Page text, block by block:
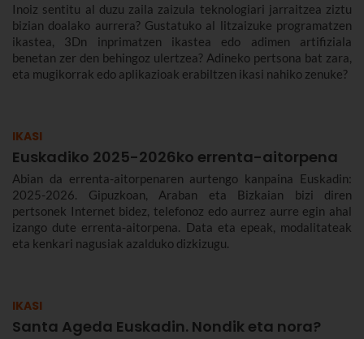
Inoiz sentitu al duzu zaila zaizula teknologiari jarraitzea ziztu
bizian doalako aurrera? Gustatuko al litzaizuke programatzen
ikastea, 3Dn inprimatzen ikastea edo adimen artifiziala
benetan zer den behingoz ulertzea? Adineko pertsona bat zara,
eta mugikorrak edo aplikazioak erabiltzen ikasi nahiko zenuke?
IKASI
Euskadiko 2025-2026ko errenta-aitorpena
Abian da errenta-aitorpenaren aurtengo kanpaina Euskadin:
2025-2026. Gipuzkoan, Araban eta Bizkaian bizi diren
pertsonek Internet bidez, telefonoz edo aurrez aurre egin ahal
izango dute errenta-aitorpena. Data eta epeak, modalitateak
eta kenkari nagusiak azalduko dizkizugu.
IKASI
Santa Ageda Euskadin. Nondik eta nora?